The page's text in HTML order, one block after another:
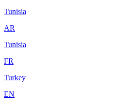
Tunisia
AR
Tunisia
FR
Turkey
EN